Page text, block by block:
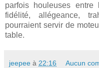
parfois houleuses entre
fidélité, allégeance,
pourraient servir de
table.
jeepee à 22:16 Aucun